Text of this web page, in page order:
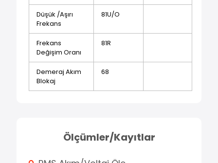
Düşük /Aşırı
Frekans
81U/O
Frekans
Değişim Oranı
81R
Demeraj Akım
Blokaj
68
Ölçümler/Kayıtlar